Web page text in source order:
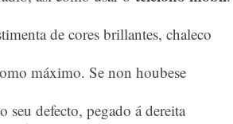
de cores brillantes, chaleco
máximo. Se non houbese
seu defecto, pegado á dereita